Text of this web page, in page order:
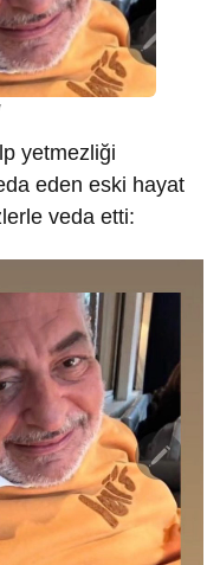
yetmezliği
eden eski hayat
veda etti: